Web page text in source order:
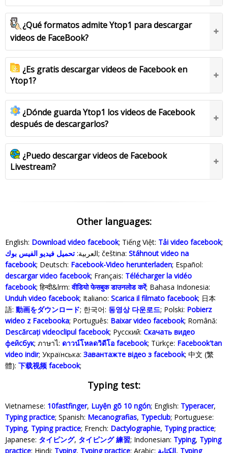
¿Qué formatos admite Ytop1 para descargar
videos de FaceBook?
¿Es gratis descargar videos de Facebook en
Ytop1?
¿Dónde guarda Ytop1 los videos de Facebook
después de descargarlos?
¿Puedo descargar videos de Facebook
Livestream?
Other languages:
English: Download video facebook; Tiếng Việt: Tải video facebook;
العربية: تحميل فيديو الفيس بوك ; čeština: Stáhnout video na
facebook; Deutsch: Facebook-Video herunterladen; Español:
descargar video facebook; Français: Télécharger la vidéo
facebook; हिन्दी&lrm:वीडियो फेसबुक डाउनलोड करें; Bahasa Indonesia‬:
Unduh video facebook; Italiano: Scarica il filmato facebook; 日本
語: 動画をダウンロード; 한국어: 동영상 다운로드; Polski‎: Pobierz
wideo z Facebooka; Português: Baixar video facebook; Română:
Descărcați videoclipul facebook; Русский: Скачать видео
фейсбук; ภาษาไ: ดาวน์โหลดวิดีโอ facebook; Türkçe‬: Facebook'tan
video indir; Українська‬: Завантажте відео з facebook; 中文 (繁
體): 下载视频 facebook;
Typing test:
Vietnamese: 10fastfinger, Luyện gõ 10 ngón; English: Typeracer,
Typing practice; Spanish: Mecanografias, Typeclub; Portuguese:
Typing, Typing practice; French: Dactylographie, Typing practice;
Japanese: タイピング, タイピング 練習; Indonesian: Typing, Typing
practice; Hindi: Typing, Typing practice; Arabic: الكتابة, Typing